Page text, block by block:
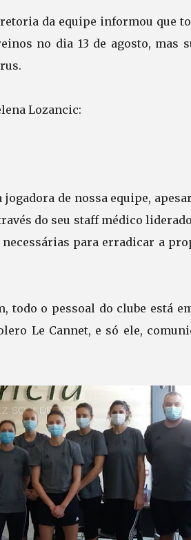
da equipe informou que
no dia 13 de agosto, mas
Lozancic:
de nossa equipe,
do seu staff médico
para erradicar a
todo o pessoal do clube está
Le Cannet, e só ele,